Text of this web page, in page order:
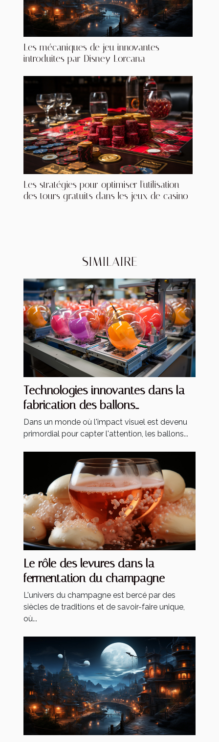
Les mécaniques de jeu innovantes
introduites par Disney Lorcana
Les stratégies pour optimiser l'utilisation
des tours gratuits dans les jeux de casino
SIMILAIRE
Technologies innovantes dans la
fabrication des ballons
publicitaires
Dans un monde où l'impact visuel est devenu
primordial pour capter l'attention, les ballons...
Le rôle des levures dans la
fermentation du champagne
L'univers du champagne est bercé par des
siècles de traditions et de savoir-faire unique,
où...